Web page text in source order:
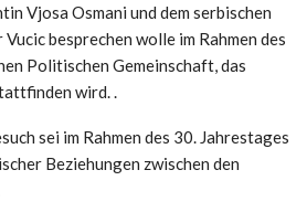
Vjosa Osmani und dem serbischen
besprechen wolle im Rahmen des
Politischen Gemeinschaft, das
wird. .
sei im Rahmen des 30. Jahrestages
Beziehungen zwischen den